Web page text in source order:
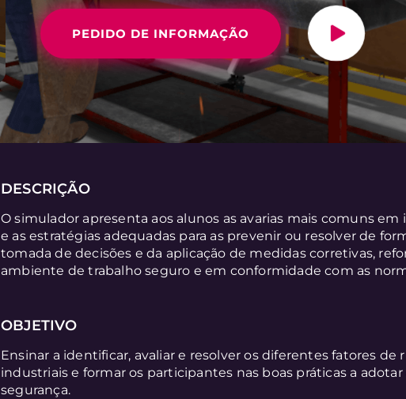
PEDIDO DE INFORMAÇÃO
DESCRIÇÃO
O simulador apresenta aos alunos as avarias mais comuns
e as estratégias adequadas para as prevenir ou resolver de
tomada de decisões e da aplicação de medidas corretivas,
ambiente de trabalho seguro e em conformidade com as
OBJETIVO
Ensinar a identificar, avaliar e resolver os diferentes fatores de
industriais e formar os participantes nas boas práticas a
segurança.